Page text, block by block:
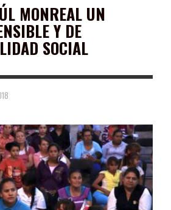
MONREAL UN
Y DE
SOCIAL